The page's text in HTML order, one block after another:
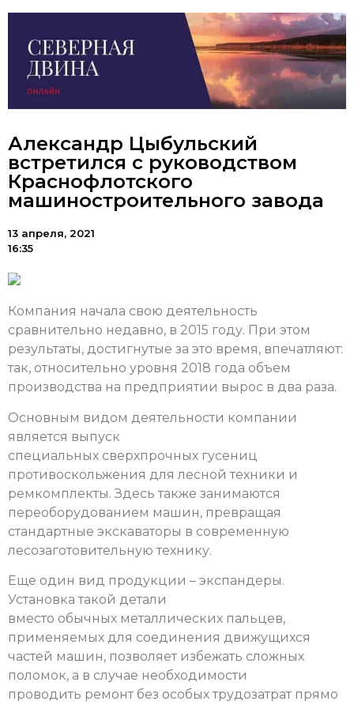
Александр Цыбульский
встретился с руководством
Краснофлотского
машиностроительного завода
13 апреля, 2021
16:35
Компания начала свою деятельность
сравнительно недавно, в 2015 году. При этом
результаты, достигнутые за это время, впечатляют:
так, относительно уровня 2018 года объем
производства на предприятии вырос в два раза.
Основным видом деятельности компании
является выпуск
специальных сверхпрочных гусениц
противоскольжения для лесной техники и
ремкомплекты. Здесь также занимаются
переоборудованием машин, превращая
стандартные экскаваторы в современную
лесозаготовительную технику.
Еще один вид продукции – экспандеры.
Установка такой детали
вместо обычных металлических пальцев,
применяемых для соединения движущихся
частей машин, позволяет избежать сложных
поломок, а в случае необходимости
проводить ремонт без особых трудозатрат прямо